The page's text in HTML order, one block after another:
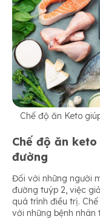
Chế độ ăn Keto
Chế độ ăn keto
đường
Đối với những người
đường tuýp 2, việc
quá trình điều trị.
với những bệnh nhân